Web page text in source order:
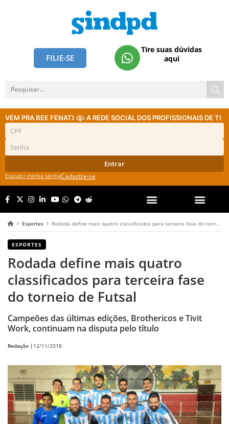
FILIE-SE
Tire suas dúvidas
aqui
VEM PRA BEE FENATI A REDE SOCIAL DOS PROFISSIONAIS DE TI
Entrar
Esqueci minha senhaCadastre-se
Esportes Rodada define mais quatro classificados para terceira fase do torneio de Futsal
ESPORTES
Rodada define mais quatro
classificados para terceira fase
do torneio de Futsal
Campeões das últimas edições, Brothericos e Tivit
Work, continuam na disputa pelo título
Redação | 12/11/2018